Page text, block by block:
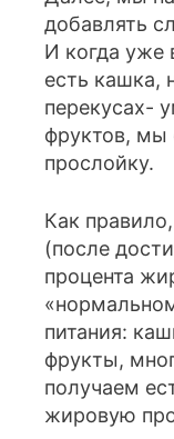
добавлять
И когда уже
есть кашка,
перекусах-
фруктов,
прослойку.
Как
(после
процента
питания:
фрукты,
получаем
жировую